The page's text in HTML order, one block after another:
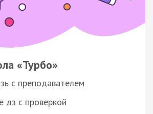
«Турбо»
с преподавателем
дз с проверкой